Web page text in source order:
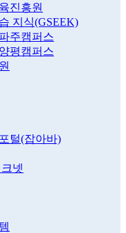
진흥원
지식(GSEEK)
주캠퍼스
평캠퍼스
털(잡아바)
넷